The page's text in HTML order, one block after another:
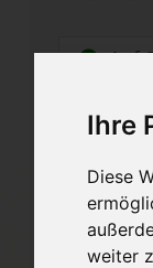
Ihre
Diese
weiter
Auf
Startseite